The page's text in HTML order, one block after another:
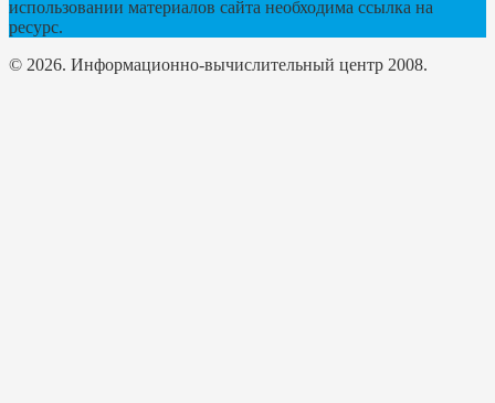
использовании материалов сайта необходима ссылка на
ресурс.
© 2026. Информационно-вычислительный центр 2008.